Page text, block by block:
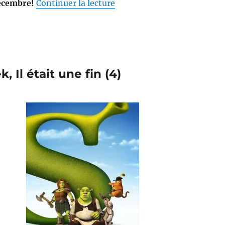
Continuer la lecturede « Walt Disney numéro
Il était une fin (4)